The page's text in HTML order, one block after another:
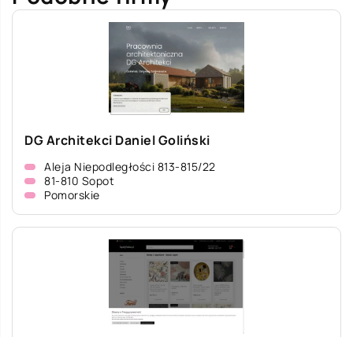
DG Architekci Daniel Goliński
Aleja Niepodległości 813-815/22
81-810 Sopot
Pomorskie